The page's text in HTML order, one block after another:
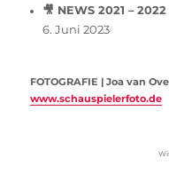
🎥 NEWS 2021 – 2022
6. Juni 2023
FOTOGRAFIE | Joa van
www.schauspielerfoto.de